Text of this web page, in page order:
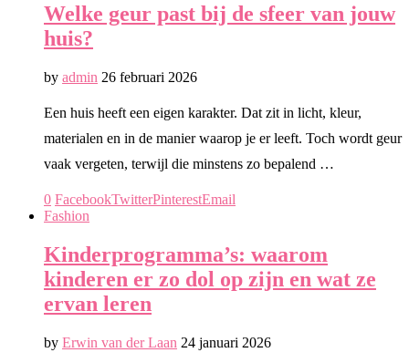
Welke geur past bij de sfeer van jouw
huis?
by admin 26 februari 2026
Een huis heeft een eigen karakter. Dat zit in licht, kleur,
materialen en in de manier waarop je er leeft. Toch wordt geur
vaak vergeten, terwijl die minstens zo bepalend …
0 FacebookTwitterPinterestEmail
Fashion
Kinderprogramma’s: waarom
kinderen er zo dol op zijn en wat ze
ervan leren
by Erwin van der Laan 24 januari 2026